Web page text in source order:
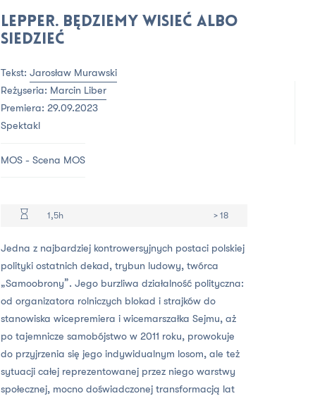
Lepper. Będziemy wisieć albo
siedzieć
Tekst:Jarosław Murawski
Reżyseria: Marcin Liber
Premiera: 29.09.2023
Spektakl
MOS - Scena MOS
1,5h > 18
Jedna z najbardziej kontrowersyjnych postaci polskiej
polityki ostatnich dekad, trybun ludowy, twórca
„Samoobrony”. Jego burzliwa działalność polityczna:
od organizatora rolniczych blokad i strajków do
stanowiska wicepremiera i wicemarszałka Sejmu, aż
po tajemnicze samobójstwo w 2011 roku, prowokuje
do przyjrzenia się jego indywidualnym losom, ale też
sytuacji całej reprezentowanej przez niego warstwy
społecznej, mocno doświadczonej transformacją lat